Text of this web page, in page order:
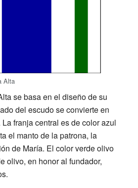
Alta
se basa en el diseño de su
del escudo se convierte en
franja central es de color azul
el manto de la patrona, la
de María. El color verde olivo
olivo, en honor al fundador,